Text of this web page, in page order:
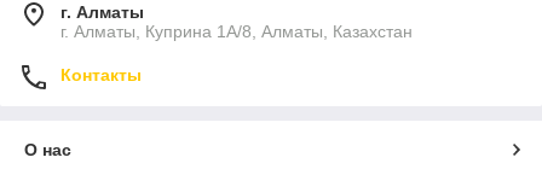
г. Алматы
г. Алматы, Куприна 1А/8, Алматы, Казахстан
Контакты
О нас